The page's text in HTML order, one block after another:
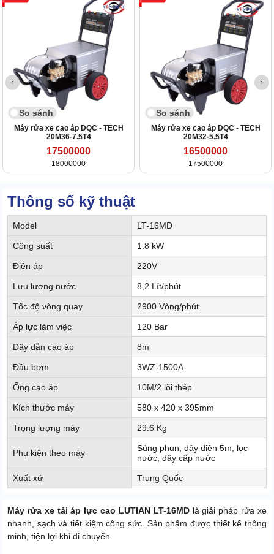
So sánh
Máy rửa xe cao áp DQC - TECH
20M36-7.5T4
17500000
18000000
So sánh
Máy rửa xe cao áp DQC - TECH
20M32-5.5T4
16500000
17500000
Thông số kỹ thuật
Model LT-16MD
Công suất 1.8 kW
Điện áp 220V
Lưu lượng nước 8,2 Lít/phút
Tốc độ vòng quay 2900 Vòng/phút
Áp lực làm việc 120 Bar
Dây dẫn cao áp 8m
Đầu bơm 3WZ-1500A
Ống cao áp 10M/2 lõi thép
Kích thước máy 580 x 420 x 395mm
Trọng lượng máy 29.6 Kg
Phụ kiện theo máy
Súng phun, dây điện 5m, lọc
nước, dây cấp nước
Xuất xứ Trung Quốc
Máy rửa xe tải áp lực cao LUTIAN LT-16MDlà giải pháp rửa xe
nhanh, sạch và tiết kiệm công sức. Sản phẩm được thiết kế thông
minh, tiện lợi khi di chuyển.